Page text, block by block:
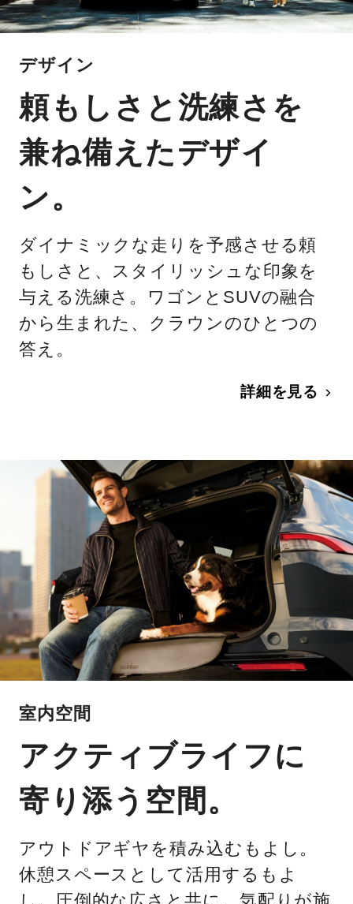
デザイン
頼もしさと洗練さを
兼ね備えたデザイ
ン。
ダイナミックな走りを予感させる頼
もしさと、スタイリッシュな印象を
与える洗練さ。ワゴンとSUVの融合
から生まれた、クラウンのひとつの
答え。
詳細を見る
室内空間
アクティブライフに
寄り添う空間。
アウトドアギヤを積み込むもよし。
休憩スペースとして活用するもよ